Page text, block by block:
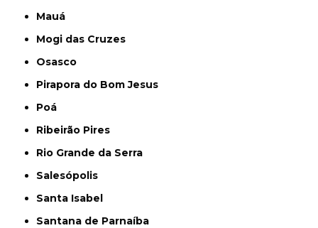
Mauá
Mogi das Cruzes
Osasco
Pirapora do Bom Jesus
Poá
Ribeirão Pires
Rio Grande da Serra
Salesópolis
Santa Isabel
Santana de Parnaíba